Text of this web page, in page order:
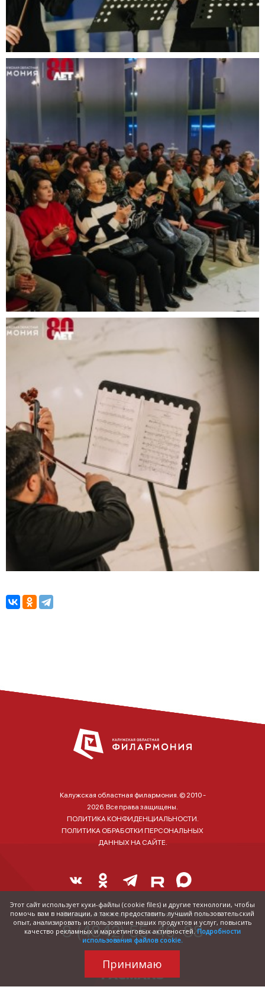
Калужская областная филармония. © 2010 -
2026. Все права защищены.
ПОЛИТИКА КОНФИДЕНЦИАЛЬНОСТИ.
ПОЛИТИКА ОБРАБОТКИ ПЕРСОНАЛЬНЫХ
ДАННЫХ НА САЙТЕ.
Справка о наличии и стоимости билетов:
8 (4842) 55-40-88
Этот сайт использует куки-файлы (cookie files) и другие технологии, чтобы
помочь вам в навигации, а также предоставить лучший пользовательский
опыт, анализировать использование наших продуктов и услуг, повысить
качество рекламных и маркетинговых активностей. Подробности
использования файлов cookie.
Принимаю